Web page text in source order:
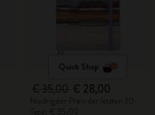
Quick Shop
€ 28,00